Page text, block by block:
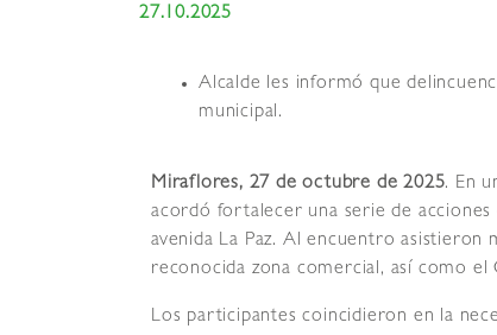
27.10.2025
Alcalde les informó que
municipal.
Miraflores, 27 de octubre de 2025. En
acordó fortalecer una serie de acciones
avenida La Paz. Al encuentro asistieron
reconocida zona comercial, así como
Los participantes coincidieron en la